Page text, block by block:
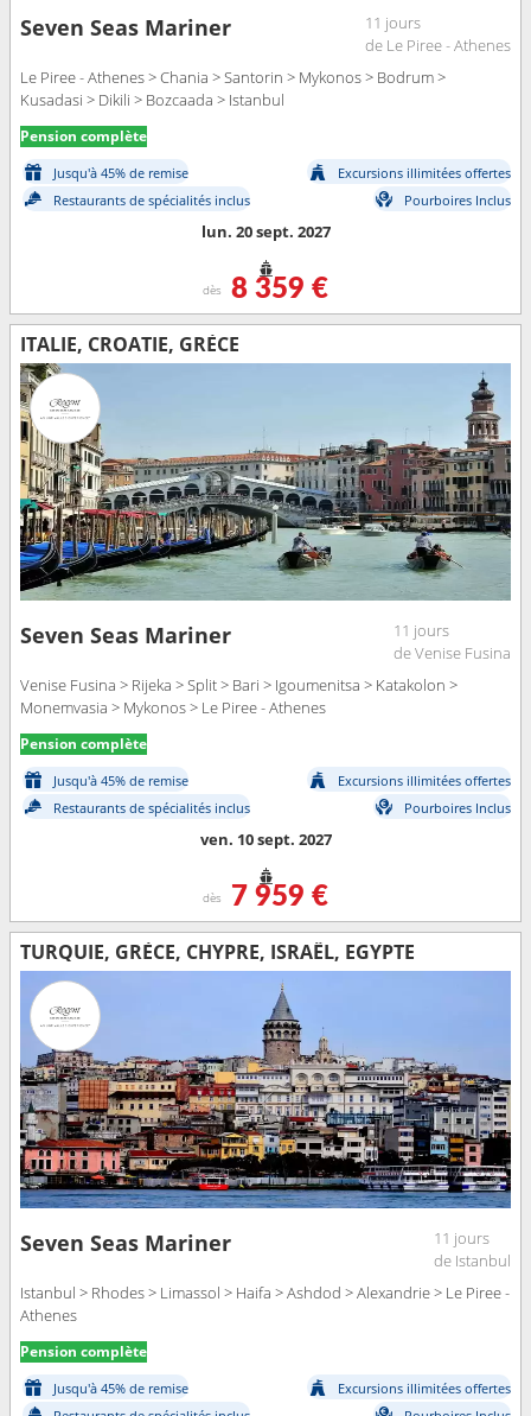
Seven Seas Mariner
11 jours
de Le Piree - Athenes
Le Piree - Athenes > Chania > Santorin > Mykonos > Bodrum >
Kusadasi > Dikili > Bozcaada > Istanbul
Pension complète
Jusqu'à 45% de remise
Excursions illimitées offertes
Restaurants de spécialités inclus
Pourboires Inclus
lun. 20 sept. 2027
dès 8 359 €
ITALIE, CROATIE, GRÈCE
Seven Seas Mariner
11 jours
de Venise Fusina
Venise Fusina > Rijeka > Split > Bari > Igoumenitsa > Katakolon >
Monemvasia > Mykonos > Le Piree - Athenes
Pension complète
Jusqu'à 45% de remise
Excursions illimitées offertes
Restaurants de spécialités inclus
Pourboires Inclus
ven. 10 sept. 2027
dès 7 959 €
TURQUIE, GRÈCE, CHYPRE, ISRAËL, EGYPTE
Seven Seas Mariner
11 jours
de Istanbul
Istanbul > Rhodes > Limassol > Haifa > Ashdod > Alexandrie > Le Piree -
Athenes
Pension complète
Jusqu'à 45% de remise
Excursions illimitées offertes